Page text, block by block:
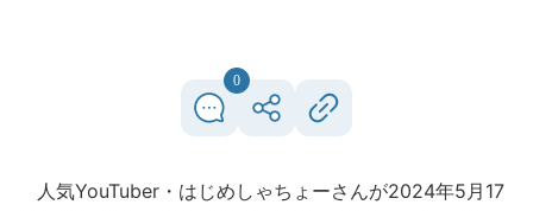
0
人気YouTuber・はじめしゃちょーさんが2024年5月17